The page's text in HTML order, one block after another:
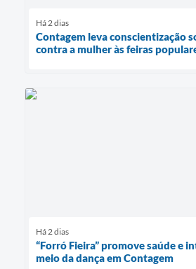
Há 2 dias
Contagem leva conscientização
contra a mulher às feiras
Há 2 dias
“Forró Fieira” promove saúde e
meio da dança em Contagem